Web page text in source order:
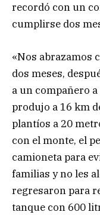
recordó con un
cumplirse dos
«Nos abrazamos
dos meses,
a un compañero
produjo a 16 km
plantíos a 20
con el monte, el
camioneta para
familias y no les
regresaron para
tanque con 600